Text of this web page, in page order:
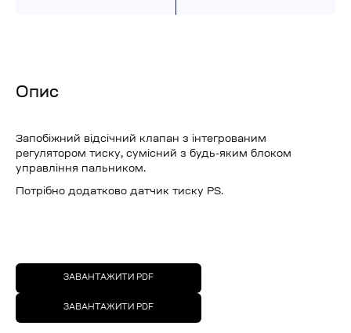
Опис
Запобіжний відсічний клапан з інтегрованим
регулятором тиску, сумісний з будь-яким блоком
управління пальником.
Потрібно додатково датчик тиску PS.
ЗАВАНТАЖИТИ PDF
ЗАВАНТАЖИТИ PDF